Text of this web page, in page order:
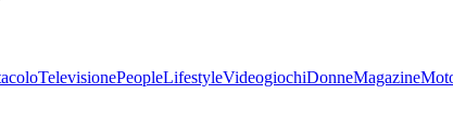
TelevisionePeopleLifestyleVideogiochiDonneMagazine